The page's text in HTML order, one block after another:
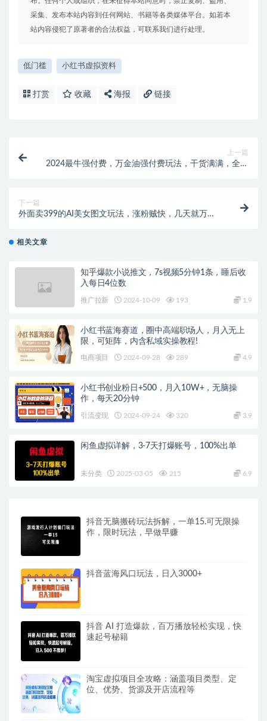
采集、发布本站内容到任何网站、书籍等各类媒体平台。如若本
站内容侵犯了原著者的合法权益，可联系我们进行处理。
低门槛 小红书虚拟资料
打赏 收藏 海报 链接
上一篇
2024最牛强付费，万金油强付费玩法，干货满满，全程
下一篇
外面卖399的AI美女图文玩法，涨粉贼快，几天就万粉
相关文章
知乎爆款小说推文，7s视频5分钟1条，睡后收
入每日4位数
推广拉新 2024-10-09 193 1.9
小红书蓝海赛道，圈中高端职场人，月入无上
限，可矩阵，内含私域实操教程!
电商项目 2024-09-28 289 4.9
小红书创业粉日+500，月入10W+，无脑操
作，每天20分钟
引流变现 2024-09-24 320 3.9
闲鱼虚拟详解，3-7天打爆账号，100%出单
未分类 2025-03-05 215 6.9
抖音无脑搬砖玩法拆解，一单15.可无限操
作，限时玩法，早做早赚
抖音蓝海风口玩法，日入3000+
抖音 AI 打造爆款，百万播放轻松实现，快
速起号秘籍
淘宝虚拟项目全攻略：涵盖项目类型、定
位、优势、货源及开店流程等